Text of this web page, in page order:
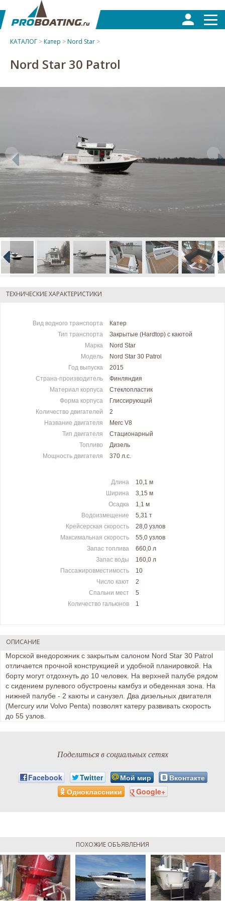
КАТАЛОГ >Катер >Nord Star >
Nord Star 30 Patrol
ТЕХНИЧЕСКИЕ ХАРАКТЕРИСТИКИ
Вид водного транспорта
Катер
Тип транспорта
Закрытые (Hardtop) с каютой
Марка
Nord Star
Модель
Nord Star 30 Patrol
Год выпуска
2015
Страна-производитель
Финляндия
Материал корпуса
Стеклопластик
Форма корпуса
Глиссирующий
Количество двигателей
2
Название двигателя
Merc V8
Тип двигателя
Стационарный
Топливо
Дизель
Мощность двигателя
370 л.c.
Длина
10,1 м
Ширина
3,15 м
Осадка
1,1 м
Водоизмещение
5,31 т
Крейсерская скорость
28,0 узлов
Максимальная скорость
55,0 узлов
Запас топлива
660,0 л
Запас воды
160,0 л
Пассажировместимость
10
Число кают
2
Спальни мест
5
Количество гальюнов
1
ОПИСАНИЕ
Морской внедорожник с закрытым салоном Nord Star 30 Patrol
отличается прочной конструкцией и удобной планировкой. На
борту могут отдохнуть до 10 человек. На верхней палубе рядом
с сидением рулевого обустроены камбуз и обеденная зона. На
нижней палубе - 2 каюты и санузел. Два дизельных двигателя
(Mercury или Volvo Penta) позволят катеру развивать скорость
до 55 узлов.
Поделиться в социальных сетях
Facebook Twitter Мой мир
Вконтакте
Одноклассники
Google+
ПОХОЖИЕ ОБЪЯВЛЕНИЯ